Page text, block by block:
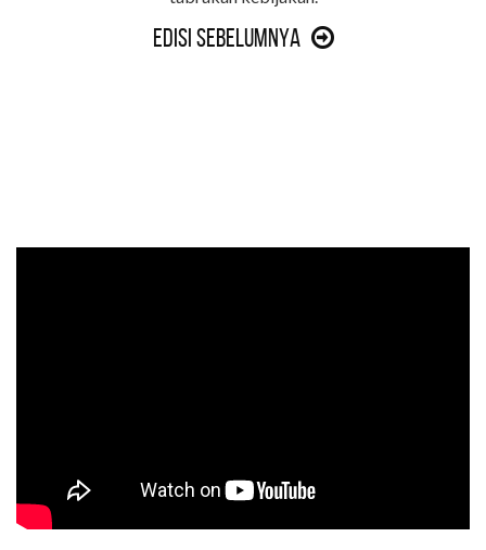
Edisi Sebelumnya